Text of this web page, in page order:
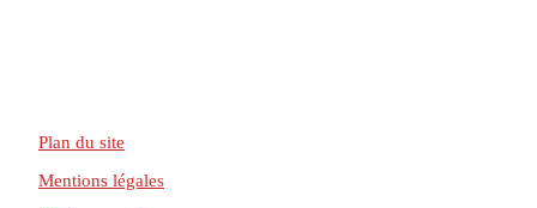
Plan du site
Mentions légales